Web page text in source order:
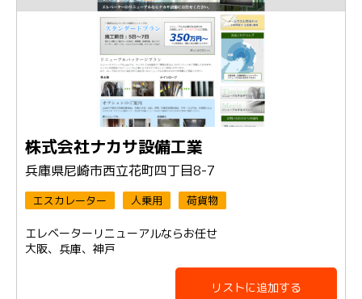
株式会社ナカサ設備工業
兵庫県尼崎市西立花町四丁目8-7
エスカレーター 人乗用 荷貨物
エレベーターリニューアルならお任せ
大阪、兵庫、神戸
リストに追加する